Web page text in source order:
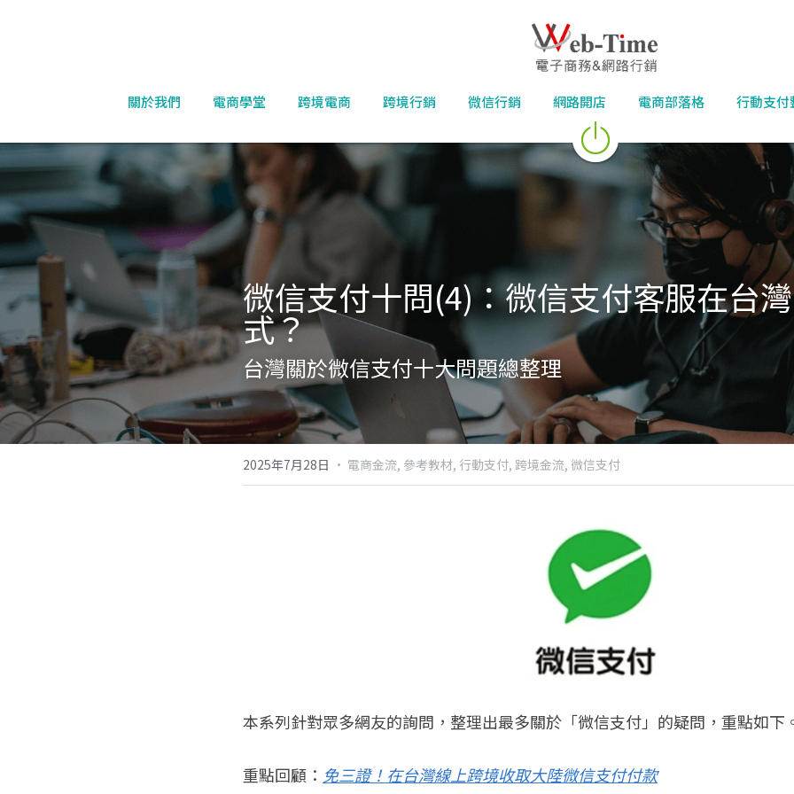
關於我們 電商學堂 跨境電商 跨境行銷 微信行銷 網路開店 電商部落格 行動支付
微信支付十問(4)：微信支付客服在台
式？
台灣關於微信支付十大問題總整理
2025年7月28日 · 電商金流, 參考教材, 行動支付, 跨境金流, 微信支付
本系列針對眾多網友的詢問，整理出最多關於「微信支付」的疑問，重點如下
重點回顧： 免三證！在台灣線上跨境收取大陸微信支付付款